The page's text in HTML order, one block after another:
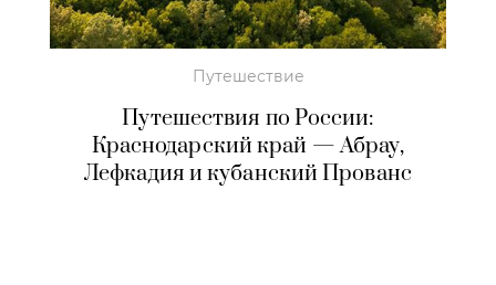
Путешествие
Путешествия по России:
Краснодарский край — Абрау,
Лефкадия и кубанский Прованс